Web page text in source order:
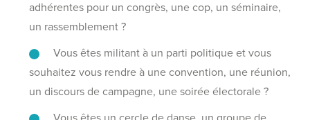
adhérentes pour un congrès, une cop, un séminaire,
un rassemblement ?
Vous êtes militant à un parti politique et vous
souhaitez vous rendre à une convention, une réunion,
un discours de campagne, une soirée électorale ?